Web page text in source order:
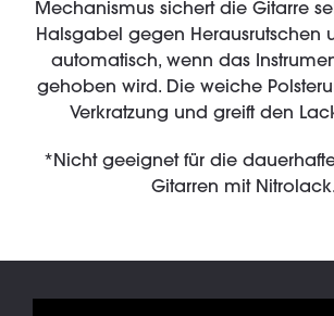
Mechanismus sichert die Gitarre
Halsgabel gegen Herausrutschen
automatisch, wenn das
gehoben wird. Die weiche
Verkratzung und greift den
*Nicht geeignet für die
Gitarren mit Nitrolack.